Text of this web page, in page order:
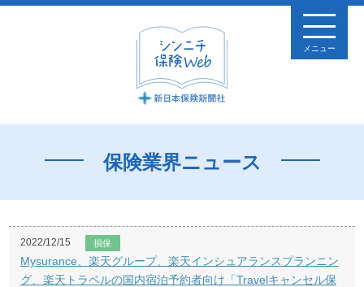
メニュー
保険業界ニュース
2022/12/15 損保
Mysurance、楽天グループ、楽天インシュアランスプランニン
グ、楽天トラベルの国内宿泊予約者向け「Travelキャンセル保